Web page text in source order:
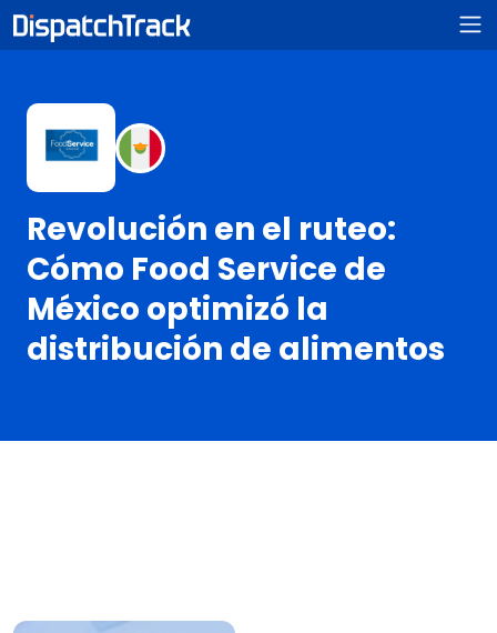
Revolución en el ruteo:
Cómo Food Service de
México optimizó la
distribución de alimentos